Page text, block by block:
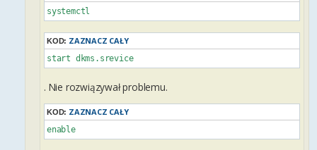
systemctl
KOD: ZAZNACZ CAŁY
start dkms.srevice
. Nie rozwiązywał problemu.
KOD: ZAZNACZ CAŁY
enable